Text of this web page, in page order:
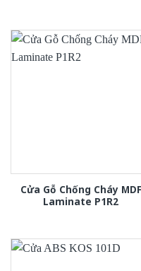
Cửa Gỗ Chống Cháy MDF
Laminate P1R2